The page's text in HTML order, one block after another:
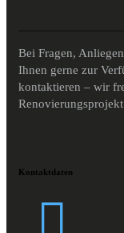
Bei Fragen,
Ihnen gerne zur
kontaktieren – wir
Kontaktdaten